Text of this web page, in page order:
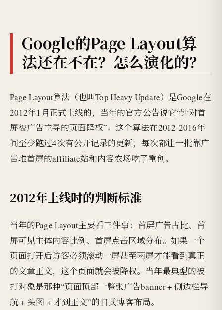
Google的Page Layout算
法还在不在？怎么演化的？
Page Layout算法（也叫Top Heavy Update）是Google在
2012年1月正式上线的，当年的官方公告说它“针对首
屏被广告主导的页面降权”。这个算法在2012-2016年
间至少跑过4次有公开记录的更新，每次都让一批靠广
告堆首屏的affiliate站和内容农场吃了重创。
2012年上线时的判断标准
当年的Page Layout主要看三件事：首屏广告占比、首
屏可见主体内容比例、首屏点击区域分布。如果一个
页面打开后访客必须滚动一屏甚至两屏才能看到真正
的文章正文，这个页面就会被降权。当年最典型的被
打对象是那种“页面顶部一整张广告banner + 侧边栏导
航 + 头图 + 才到正文”的旧式博客布局。